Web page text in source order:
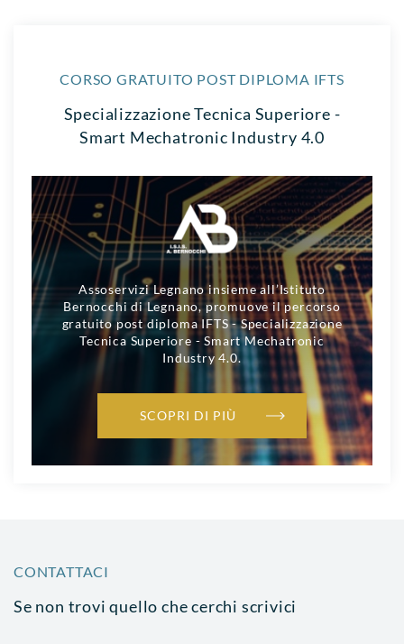
CORSO GRATUITO POST DIPLOMA IFTS
Specializzazione Tecnica Superiore -
Smart Mechatronic Industry 4.0
Assoservizi Legnano insieme all’Istituto
Bernocchi di Legnano, promuove il percorso
gratuito post diploma IFTS - Specializzazione
Tecnica Superiore - Smart Mechatronic
Industry 4.0.
SCOPRI DI PIÙ
CONTATTACI
Se non trovi quello che cerchi scrivici